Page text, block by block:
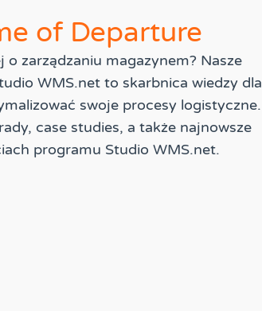
of Departure
o zarządzaniu magazynem? Nasze
WMS.net to skarbnica wiedzy dla
swoje procesy logistyczne.
case studies, a także najnowsze
programu Studio WMS.net.